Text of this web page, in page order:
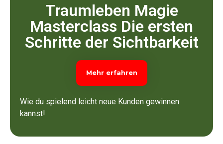
Traumleben Magie
Masterclass Die ersten
Schritte der Sichtbarkeit
Mehr erfahren
Wie du spielend leicht neue Kunden gewinnen
kannst!